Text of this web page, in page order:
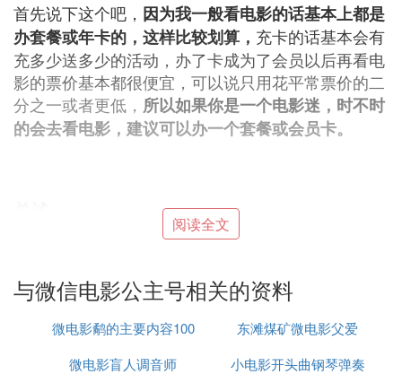
首先说下这个吧， 因为我一般看电影的话基本上都是
办套餐或年卡的，这样比较划算， 充卡的话基本会有
充多少送多少的活动，办了卡成为了会员以后再看电
影的票价基本都很便宜，可以说只用花平常票价的二
分之一或者更低， 所以如果你是一个电影迷，时不时
的会去看电影，建议可以办一个套餐或会员卡。
现在这个网络时代，想买到划算便宜的电影票实在是
哦。
『叁』 微信哪个公众号可以免费看电视
1、在家看电影。平时都知道的电影，在其他视频软
阅读全文
与微信电影公主号相关的资料
微电影鹬的主要内容100
字
东滩煤矿微电影父爱
微电影盲人调音师
小电影开头曲钢琴弹奏